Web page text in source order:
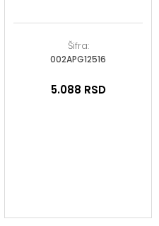
Šifra:
002APG12516
5.088 RSD